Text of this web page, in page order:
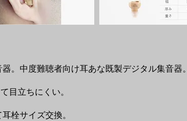
。中度難聴者向け耳あな既製デジタル集音器。
目立ちにくい。
栓サイズ交換。